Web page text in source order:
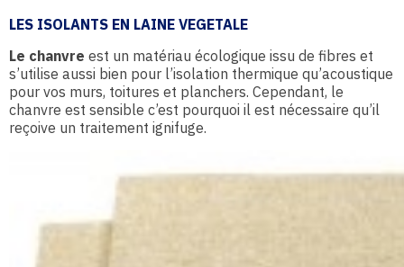
LES ISOLANTS EN LAINE VEGETALE
Le chanvre est un matériau écologique issu de fibres et
s’utilise aussi bien pour l’isolation thermique qu’acoustique
pour vos murs, toitures et planchers. Cependant, le
chanvre est sensible c’est pourquoi il est nécessaire qu’il
reçoive un traitement ignifuge.